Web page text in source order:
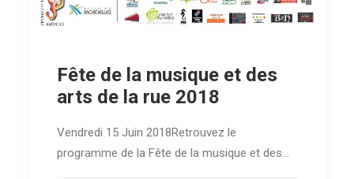
Fête de la musique et des
arts de la rue 2018
Vendredi 15 Juin 2018Retrouvez le
programme de la Fête de la musique et des…